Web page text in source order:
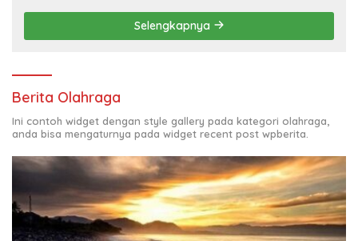
Rumput
Selengkapnya
Berita Olahraga
Ini contoh widget dengan style gallery pada kategori olahraga,
anda bisa mengaturnya pada widget recent post wpberita.